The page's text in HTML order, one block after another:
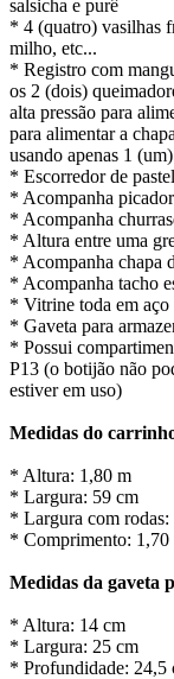
salsicha e purê
* 4 (quatro) vasilhas
milho, etc...
* Registro com
os 2 (dois)
alta pressão para
para alimentar a
usando apenas 1
* Escorredor de
* Acompanha
* Acompanha
* Altura entre uma
* Acompanha chapa
* Acompanha tacho
* Vitrine toda em
* Gaveta para
* Possui
P13 (o botijão não
estiver em uso)
Medidas do
* Altura: 1,80 m
* Largura: 59 cm
* Largura com rodas:
* Comprimento: 1,70
Medidas da gaveta
* Altura: 14 cm
* Largura: 25 cm
* Profundidade: 24,5